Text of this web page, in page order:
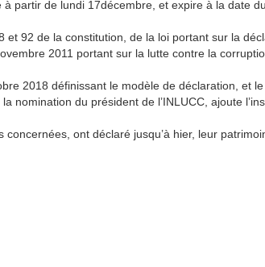
partir de lundi 17décembre, et expire à la date
92 de la constitution, de la loi portant sur la
2011 portant sur la lutte contre la
2018 définissant le modèle de déclaration, et
du président de l’INLUCC, ajoute
ont déclaré jusqu’à hier, leur